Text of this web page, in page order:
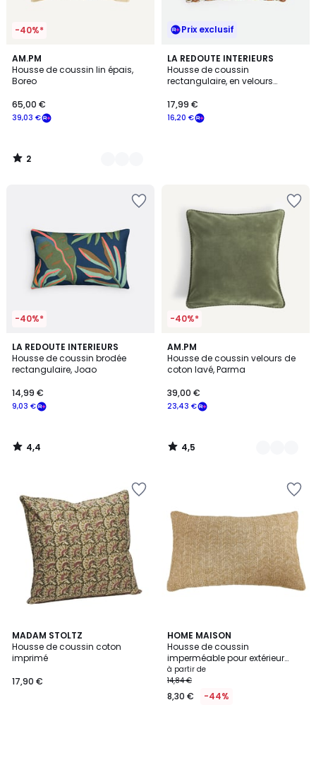
-40%*
AM.PM
Housse de coussin lin épais,
Boreo
39,03 €
65,00 €
2
/
5
7
Couleurs
2
/
Prix exclusif
LA REDOUTE INTERIEURS
Housse de coussin
rectangulaire, en velours
16,20 €
17,99 €
-40%*
LA REDOUTE INTERIEURS
Housse de coussin brodée
rectangulaire, Joao
9,03 €
14,99 €
4,4
/ 5
4,4
/
-40%*
AM.PM
Housse de coussin velours de
coton lavé, Parma
23,43 €
39,00 €
4,5
/ 5
4
Couleurs
4,5
/
MADAM STOLTZ
Housse de coussin coton
imprimé
17,90 €
HOME MAISON
Housse de coussin
imperméable pour extérieur
FORMENTERA - QABANE
à partir de
14,84 €
8,30 € -44%